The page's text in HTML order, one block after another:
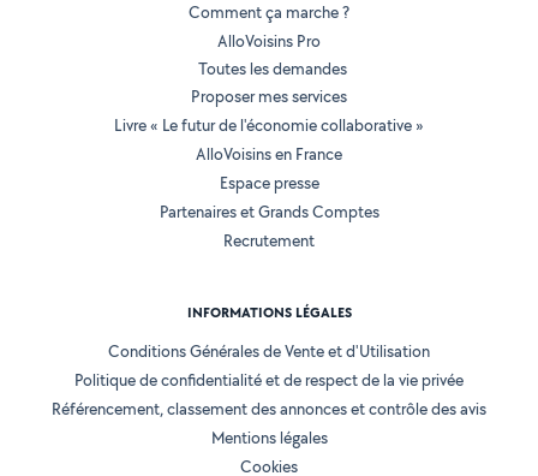
Comment ça marche ?
AlloVoisins Pro
Toutes les demandes
Proposer mes services
Livre « Le futur de l'économie collaborative »
AlloVoisins en France
Espace presse
Partenaires et Grands Comptes
Recrutement
INFORMATIONS LÉGALES
Conditions Générales de Vente et d'Utilisation
Politique de confidentialité et de respect de la vie privée
Référencement, classement des annonces et contrôle des avis
Mentions légales
Cookies